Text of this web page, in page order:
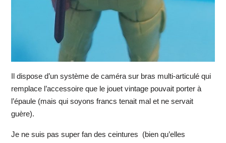
Il dispose d’un système de caméra sur bras multi-articulé qui
remplace l’accessoire que le jouet vintage pouvait porter à
l’épaule (mais qui soyons francs tenait mal et ne servait
guère).
Je ne suis pas super fan des ceintures (bien qu’elles